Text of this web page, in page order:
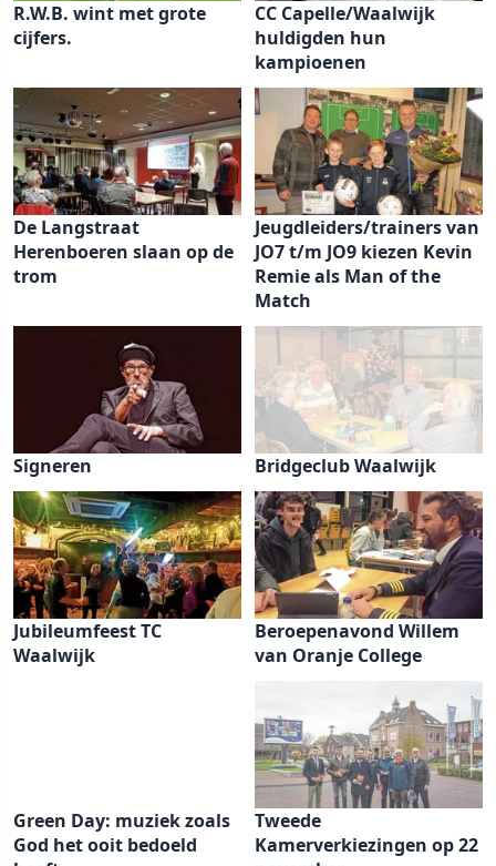
R.W.B. wint met grote
cijfers.
CC Capelle/Waalwijk
huldigden hun
kampioenen
De Langstraat
Herenboeren slaan op de
trom
Jeugdleiders/trainers van
JO7 t/m JO9 kiezen Kevin
Remie als Man of the
Match
Signeren Bridgeclub Waalwijk
Jubileumfeest TC
Waalwijk
Beroepenavond Willem
van Oranje College
Green Day: muziek zoals
God het ooit bedoeld
Tweede
Kamerverkiezingen op 22